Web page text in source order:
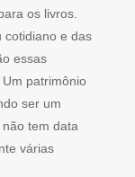
os livros.
cotidiano e das
essas
patrimônio
ser um
tem data
várias